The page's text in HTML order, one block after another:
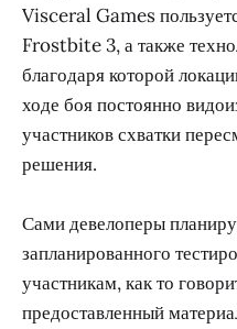
Visceral Games
Frostbite 3, а также
благодаря которой
ходе боя постоянно
участников схватки
решения.
Сами девелоперы
запланированного
участникам, как то
предоставленный